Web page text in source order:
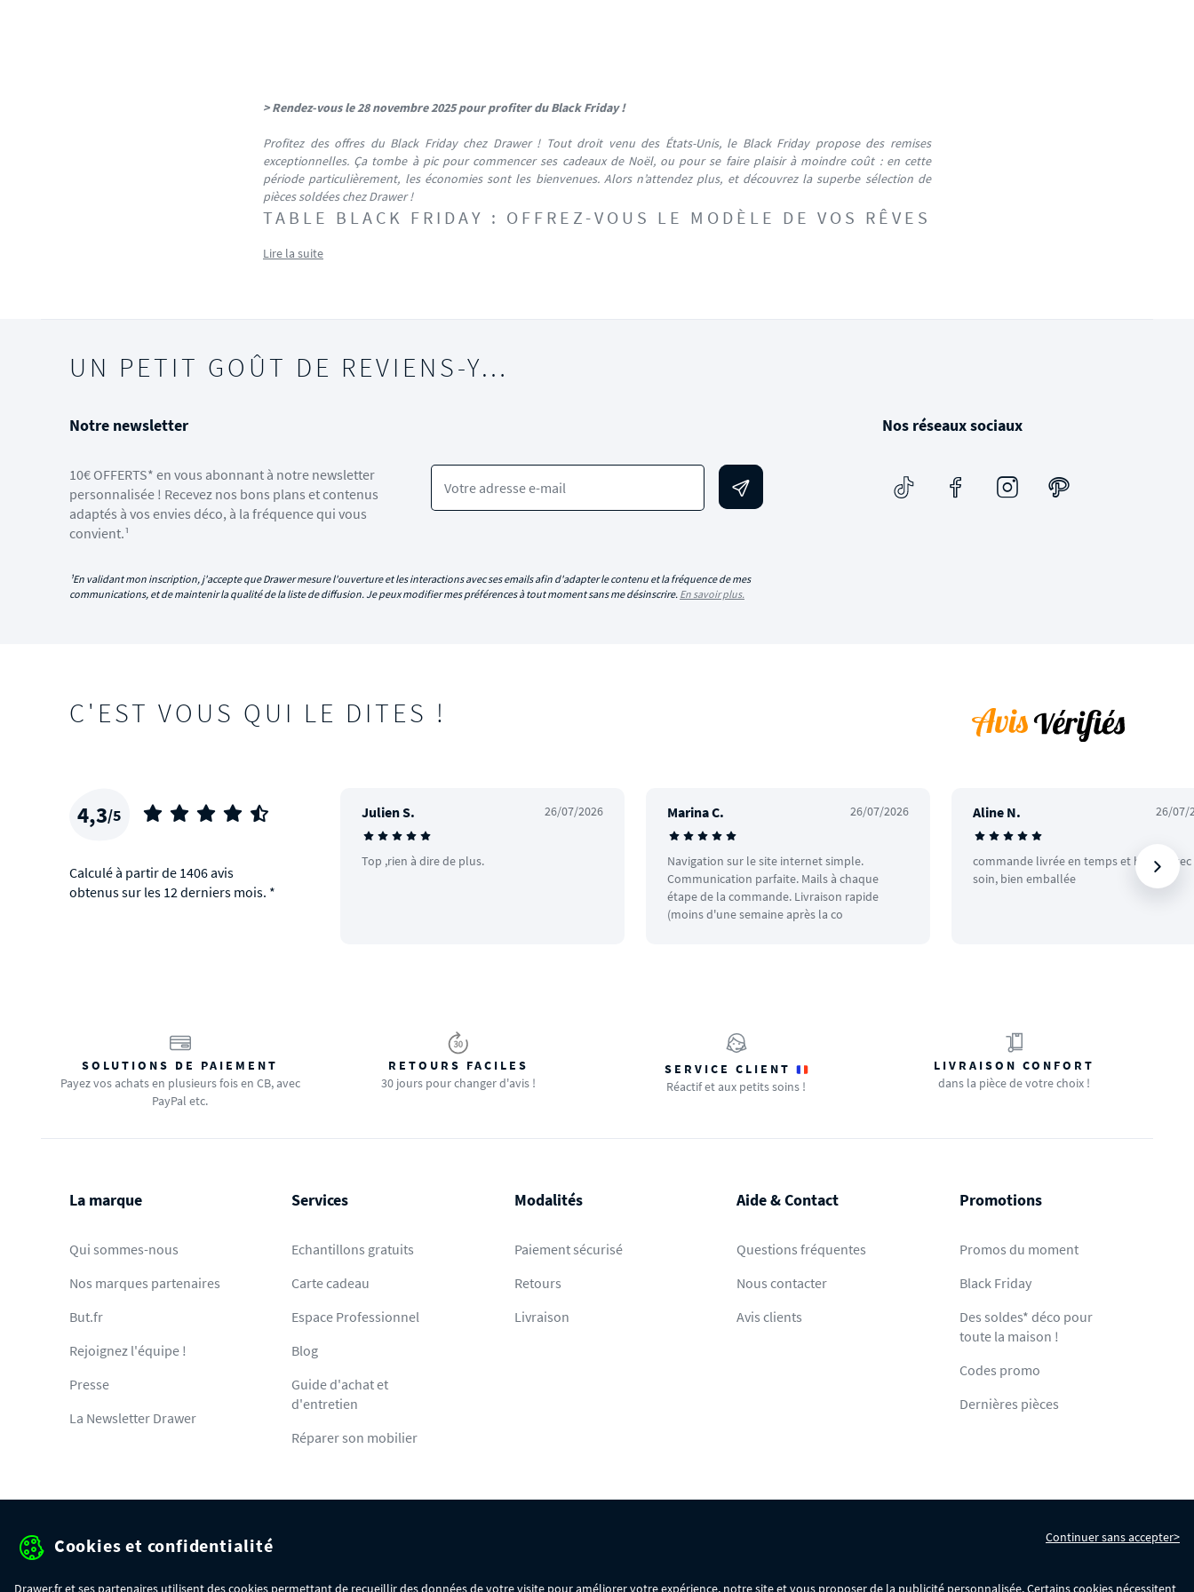
> Rendez-vous le 28 novembre 2025 pour profiter du Black Friday !
Profitez des offres du Black Friday chez Drawer ! Tout droit venu des États-Unis, le Black Friday propose des remises
exceptionnelles. Ça tombe à pic pour commencer ses cadeaux de Noël, ou pour se faire plaisir à moindre coût : en cette
période particulièrement, les économies sont les bienvenues. Alors n’attendez plus, et découvrez la superbe sélection de
pièces soldées chez Drawer !
TABLE BLACK FRIDAY : OFFREZ-VOUS LE MODÈLE DE VOS RÊVES
Lire la suite
UN PETIT GOÛT DE REVIENS-Y…
Notre newsletter
10€ OFFERTS* en vous abonnant à notre newsletter
personnalisée ! Recevez nos bons plans et contenus
adaptés à vos envies déco, à la fréquence qui vous
convient.¹
Votre adresse e-mail
¹En validant mon inscription, j'accepte que Drawer mesure l'ouverture et les interactions avec ses emails afin d'adapter le contenu et la fréquence de mes
communications, et de maintenir la qualité de la liste de diffusion. Je peux modifier mes préférences à tout moment sans me désinscrire. En savoir plus.
Nos réseaux sociaux
C'EST VOUS QUI LE DITES !
4,3/5
Calculé à partir de 1406 avis
obtenus sur les 12 derniers mois. *
Julien S. 26/07/2026
Top ,rien à dire de plus.
Marina C. 26/07/2026
Navigation sur le site internet simple.
Communication parfaite. Mails à chaque
étape de la commande. Livraison rapide
(moins d'une semaine après la co
Aline N. 26/07/
commande livrée en temps et heure avec
soin, bien emballée
SOLUTIONS DE PAIEMENT
Payez vos achats en plusieurs fois en CB, avec
PayPal etc.
RETOURS FACILES
30 jours pour changer d'avis !
SERVICE CLIENT
Réactif et aux petits soins !
LIVRAISON CONFORT
dans la pièce de votre choix !
La marque
Qui sommes-nous
Nos marques partenaires
But.fr
Rejoignez l'équipe !
Presse
La Newsletter Drawer
Services
Echantillons gratuits
Carte cadeau
Espace Professionnel
Blog
Guide d'achat et
d'entretien
Réparer son mobilier
Modalités
Paiement sécurisé
Retours
Livraison
Aide & Contact
Questions fréquentes
Nous contacter
Avis clients
Promotions
Promos du moment
Black Friday
Des soldes* déco pour
toute la maison !
Codes promo
Dernières pièces
Protection des données personnelles
Cookies et confidentialité Continuer sans accepter>
Drawer.fr et ses partenaires utilisent des cookies permettant de recueillir des données de votre visite pour améliorer votre expérience, notre site et vous proposer de la publicité personnalisée. Certains cookies nécessitent